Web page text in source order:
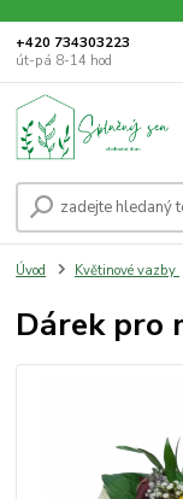
+420 734303223
út-pá 8-14 hod
Úvod Květinové vazby
Dárek pro